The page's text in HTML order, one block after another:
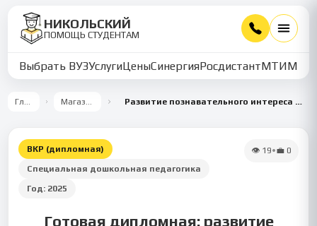
НИКОЛЬСКИЙ
ПОМОЩЬ СТУДЕНТАМ
Выбрать ВУЗУслугиЦеныСинергияРосдистантМТИММУ
Главная Магазин работ Развитие познавательного интереса к предметному миру у дошкольников с ОНР III уровня
ВКР (дипломная)
Специальная дошкольная педагогика
Год: 2025
👁 19•💼 0
Готовая дипломная: развитие